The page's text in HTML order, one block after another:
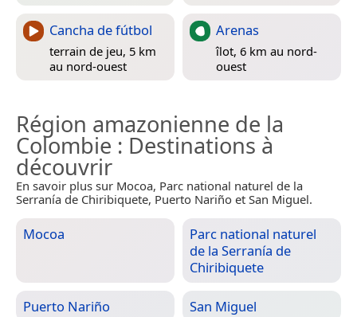
Cancha de fútbol
terrain de jeu, 5 km
au nord-ouest
Arenas
îlot, 6 km au nord-
ouest
Région amazonienne de la
Colombie : Destinations à
découvrir
En savoir plus sur Mocoa, Parc national naturel de la
Serranía de Chiribiquete, Puerto Nariño et San Miguel.
Mocoa
Parc national naturel
de la Serranía de
Chiribiquete
Puerto Nariño San Miguel